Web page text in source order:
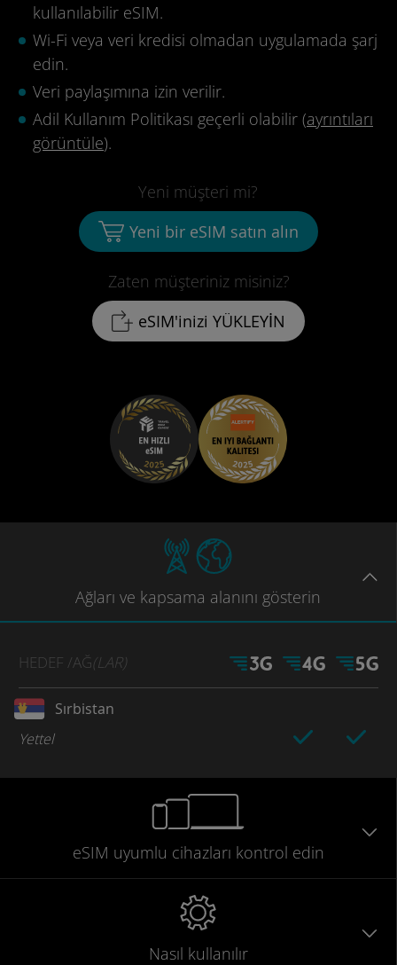
kullanılabilir eSIM.
Wi-Fi veya veri kredisi olmadan uygulamada şarj
edin.
Veri paylaşımına izin verilir.
Adil Kullanım Politikası geçerli olabilir (ayrıntıları
görüntüle).
Zaten müşteriniz misiniz?
eSIM'inizi YÜKLEYİN
Yeni müşteri mi?
Yeni bir eSIM satın alın
Ağları ve kapsama alanını gösterin
HEDEF /AĞ(LAR)
Sırbistan
Yettel
eSIM uyumlu cihazları kontrol edin
Nasıl kullanılır